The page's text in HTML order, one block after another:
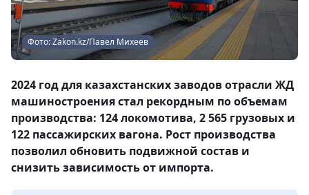
Фото: Zakon.kz/Павел Михеев
2024 год для казахстанских заводов отрасли ЖД
машиностроения стал рекордным по объемам
производства: 124 локомотива, 2 565 грузовых и
122 пассажирских вагона. Рост производства
позволил обновить подвижной состав и
снизить зависимость от импорта.